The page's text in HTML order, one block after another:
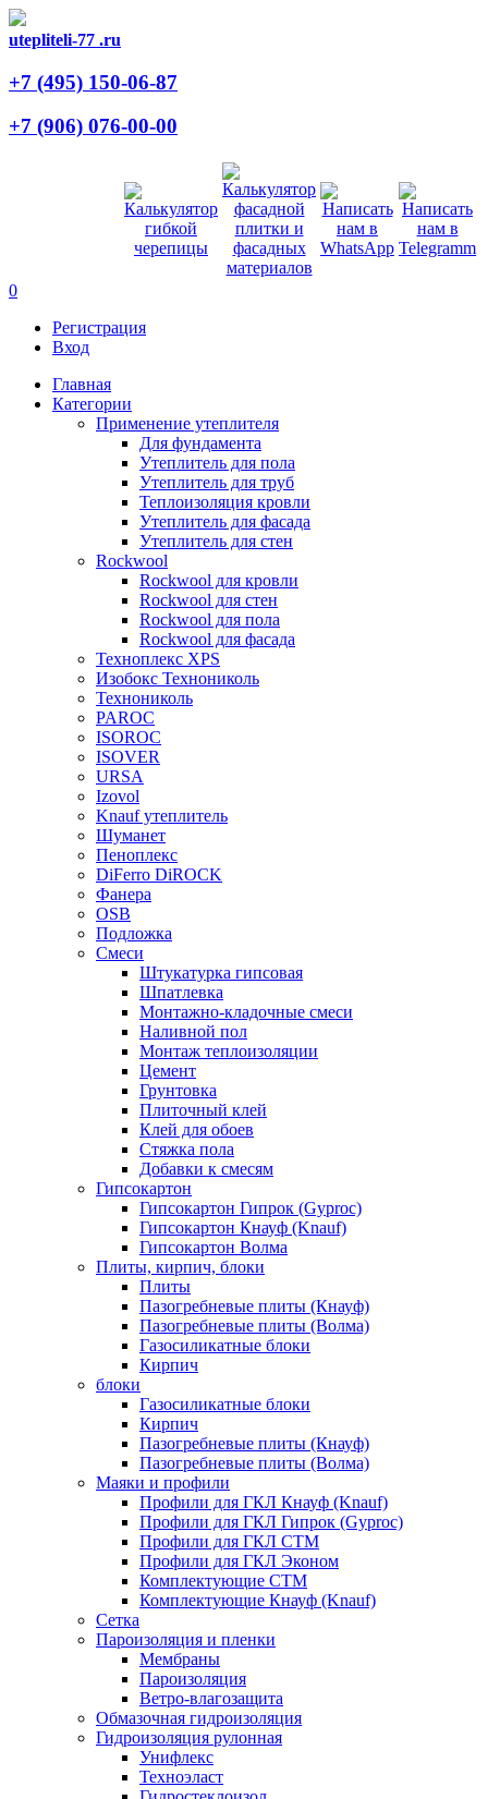
utepliteli-77 .ru
+7 (495) 150-06-87
+7 (906) 076-00-00
0
Регистрация
Вход
Главная
Категории
Применение утеплителя
Для фундамента
Утеплитель для пола
Утеплитель для труб
Теплоизоляция кровли
Утеплитель для фасада
Утеплитель для стен
Rockwool
Rockwool для кровли
Rockwool для стен
Rockwool для пола
Rockwool для фасада
Техноплекс XPS
Изобокс Технониколь
Технониколь
PAROC
ISOROC
ISOVER
URSA
Izovol
Knauf утеплитель
Шуманет
Пеноплекс
DiFerro DiROCK
Фанера
OSB
Подложка
Смеси
Штукатурка гипсовая
Шпатлевка
Монтажно-кладочные смеси
Наливной пол
Монтаж теплоизоляции
Цемент
Грунтовка
Плиточный клей
Клей для обоев
Стяжка пола
Добавки к смесям
Гипсокартон
Гипсокартон Гипрок (Gyproc)
Гипсокартон Кнауф (Knauf)
Гипсокартон Волма
Плиты, кирпич, блоки
Плиты
Пазогребневые плиты (Кнауф)
Пазогребневые плиты (Волма)
Газосиликатные блоки
Кирпич
блоки
Газосиликатные блоки
Кирпич
Пазогребневые плиты (Кнауф)
Пазогребневые плиты (Волма)
Маяки и профили
Профили для ГКЛ Кнауф (Knauf)
Профили для ГКЛ Гипрок (Gyproc)
Профили для ГКЛ СТМ
Профили для ГКЛ Эконом
Комплектующие СТМ
Комплектующие Кнауф (Knauf)
Сетка
Пароизоляция и пленки
Мембраны
Пароизоляция
Ветро-влагозащита
Обмазочная гидроизоляция
Гидроизоляция рулонная
Унифлекс
Техноэласт